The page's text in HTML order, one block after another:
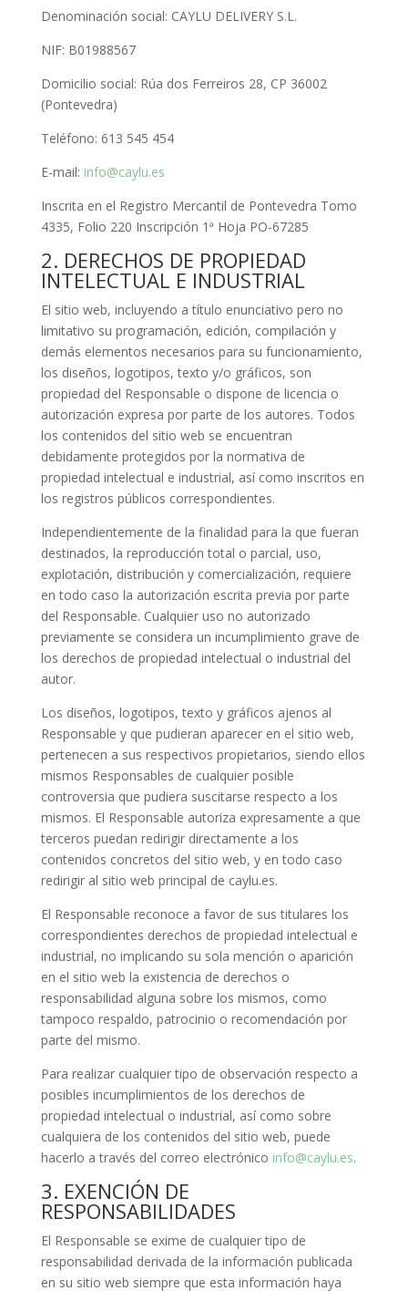
Denominación social: CAYLU DELIVERY S.L.
NIF: B01988567
Domicilio social: Rúa dos Ferreiros 28, CP 36002
(Pontevedra)
Teléfono: 613 545 454
E-mail: info@caylu.es
Inscrita en el Registro Mercantil de Pontevedra Tomo
4335, Folio 220 Inscripción 1ª Hoja PO-67285
2. DERECHOS DE PROPIEDAD
INTELECTUAL E INDUSTRIAL
El sitio web, incluyendo a título enunciativo pero no
limitativo su programación, edición, compilación y
demás elementos necesarios para su funcionamiento,
los diseños, logotipos, texto y/o gráficos, son
propiedad del Responsable o dispone de licencia o
autorización expresa por parte de los autores. Todos
los contenidos del sitio web se encuentran
debidamente protegidos por la normativa de
propiedad intelectual e industrial, así como inscritos en
los registros públicos correspondientes.
Independientemente de la finalidad para la que fueran
destinados, la reproducción total o parcial, uso,
explotación, distribución y comercialización, requiere
en todo caso la autorización escrita previa por parte
del Responsable. Cualquier uso no autorizado
previamente se considera un incumplimiento grave de
los derechos de propiedad intelectual o industrial del
autor.
Los diseños, logotipos, texto y gráficos ajenos al
Responsable y que pudieran aparecer en el sitio web,
pertenecen a sus respectivos propietarios, siendo ellos
mismos Responsables de cualquier posible
controversia que pudiera suscitarse respecto a los
mismos. El Responsable autoriza expresamente a que
terceros puedan redirigir directamente a los
contenidos concretos del sitio web, y en todo caso
redirigir al sitio web principal de caylu.es.
El Responsable reconoce a favor de sus titulares los
correspondientes derechos de propiedad intelectual e
industrial, no implicando su sola mención o aparición
en el sitio web la existencia de derechos o
responsabilidad alguna sobre los mismos, como
tampoco respaldo, patrocinio o recomendación por
parte del mismo.
Para realizar cualquier tipo de observación respecto a
posibles incumplimientos de los derechos de
propiedad intelectual o industrial, así como sobre
cualquiera de los contenidos del sitio web, puede
hacerlo a través del correo electrónico info@caylu.es.
3. EXENCIÓN DE
RESPONSABILIDADES
El Responsable se exime de cualquier tipo de
responsabilidad derivada de la información publicada
en su sitio web siempre que esta información haya